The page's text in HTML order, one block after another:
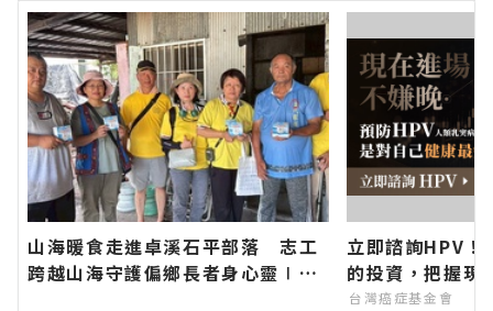
山海暖食走進卓溪石平部落 志工
跨越山海守護偏鄉長者身心靈∣花
立即諮詢HPV！
的投資，把握現
台灣癌症基金會